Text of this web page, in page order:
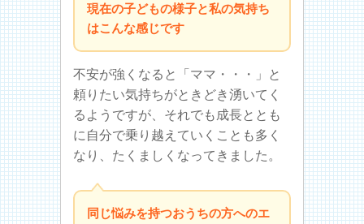
現在の子どもの様子と私の気持ち
はこんな感じです
不安が強くなると「ママ・・・」と
頼りたい気持ちがときどき湧いてく
るようですが、それでも成長ととも
に自分で乗り越えていくことも多く
なり、たくましくなってきました。
同じ悩みを持つおうちの方へのエ